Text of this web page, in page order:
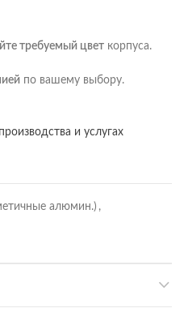
требуемый цвет корпуса.
по вашему выбору.
и услугах
алюмин.) ,